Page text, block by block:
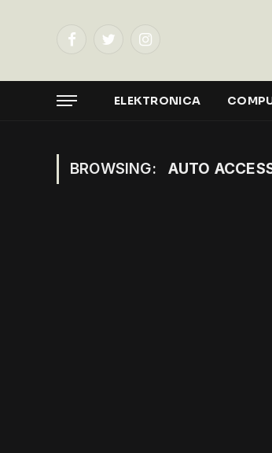
FacebookTwitterInstagram
ELEKTRONICA
BROWSING: AUTO